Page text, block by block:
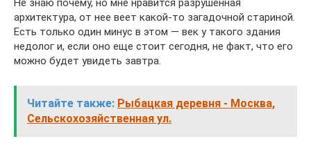
архитектура, от нее веет какой-то загадочной стариной.
Есть только один минус в этом — век у такого здания
недолог и, если оно еще стоит сегодня, не факт, что его
можно будет увидеть завтра.
Читайте также: Рыбацкая деревня - Москва,
Сельскохозяйственная ул.